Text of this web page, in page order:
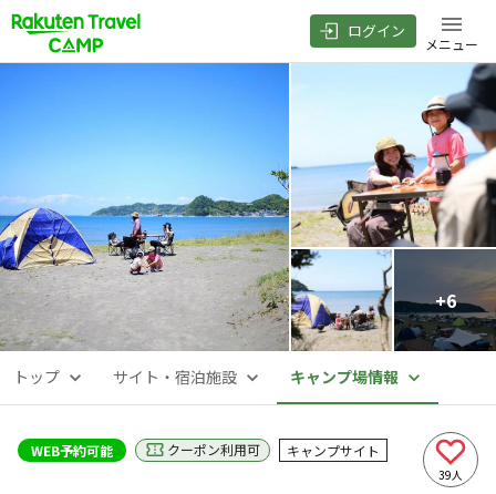
ログイン
メニュー
+6
トップ サイト・宿泊施設 キャンプ場情報
WEB予約可能 クーポン利用可 キャンプサイト
39人